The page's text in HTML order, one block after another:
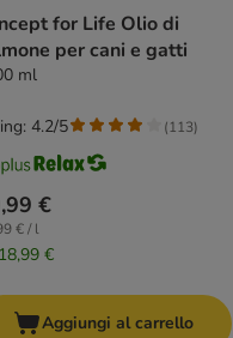
for Life Olio di
per cani e gatti
ml
€
€ / l
18,99 €
4.2/5 (113)
Aggiungi al carrello